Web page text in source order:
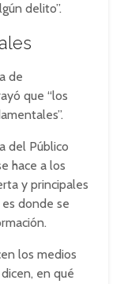
delito”.
de
que “los
del Público
hace a los
y principales
donde se
los medios
en qué